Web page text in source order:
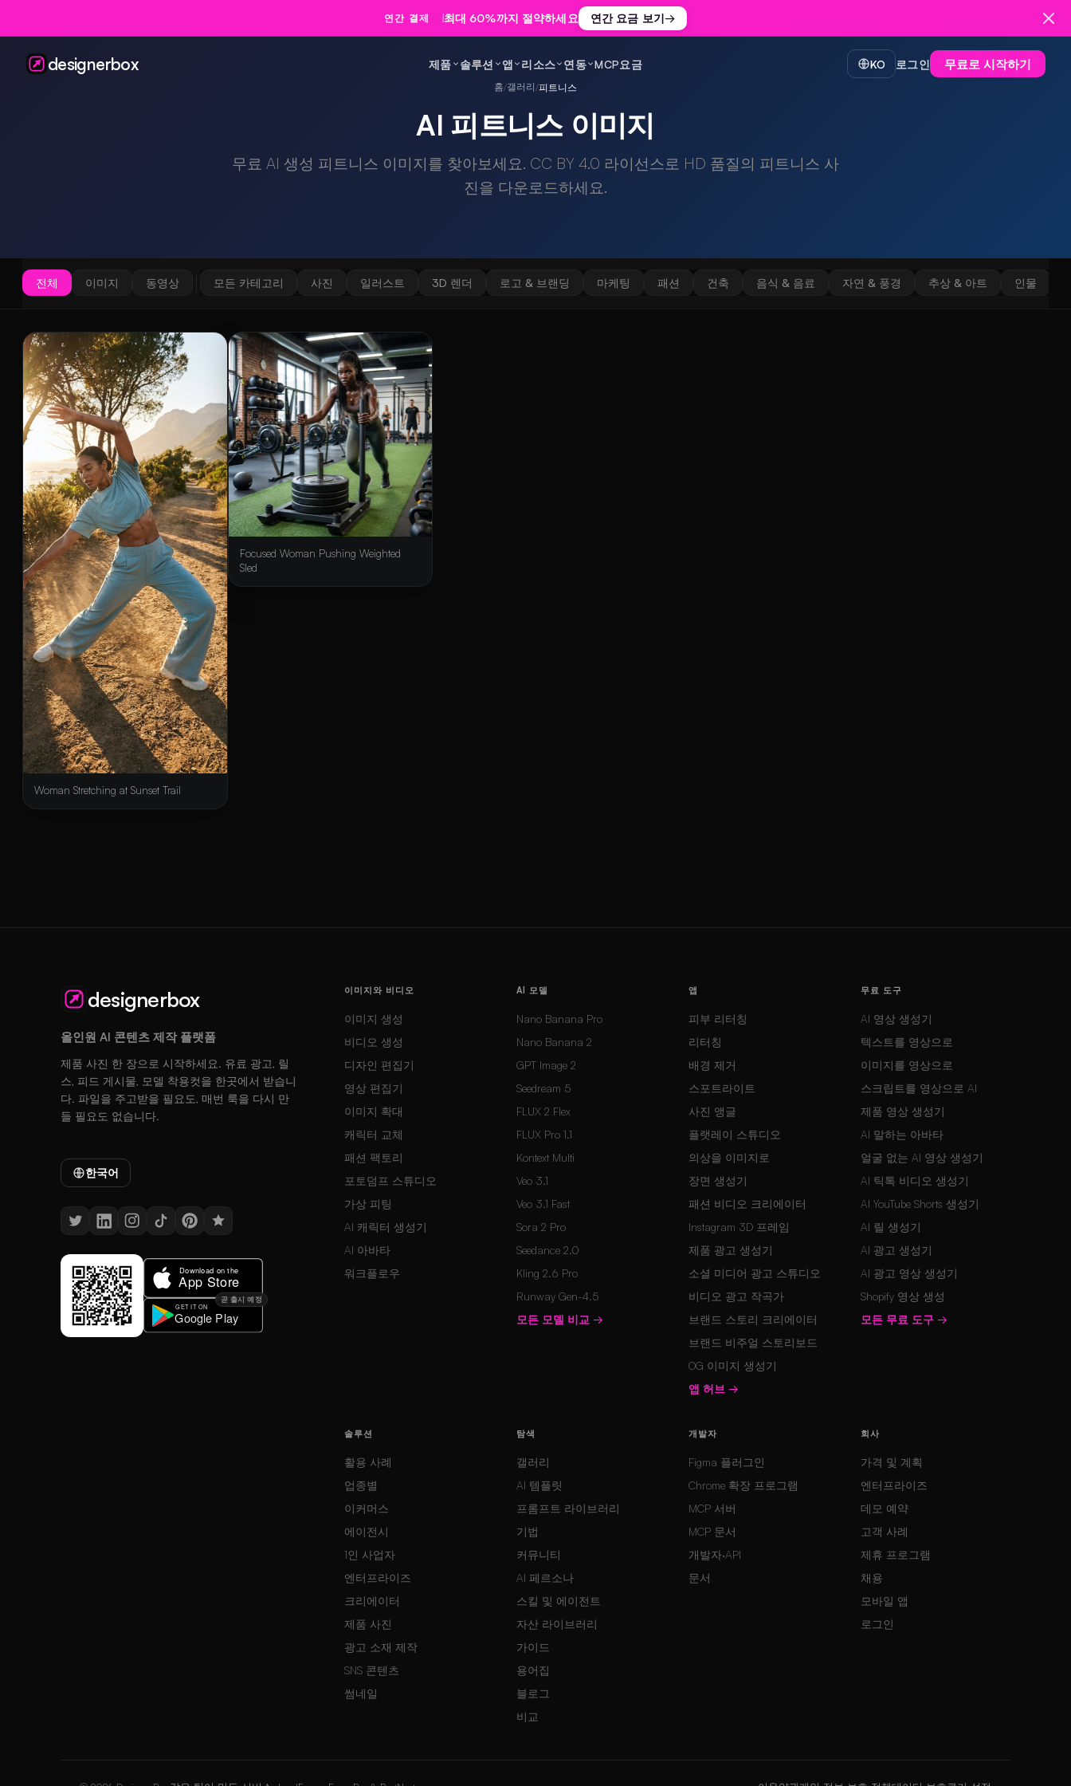
연간 결제 최대 60%까지 절약하세요 연간 요금 보기→
designerbox 제품 솔루션 앱 리소스 연동 MCP요금 KO 로그인 무료로 시작하기
홈/갤러리/피트니스
AI 피트니스 이미지
무료 AI 생성 피트니스 이미지를 찾아보세요. CC BY 4.0 라이선스로 HD 품질의 피트니스 사
진을 다운로드하세요.
전체 이미지 동영상 모든 카테고리 사진 일러스트 3D 렌더 로고 & 브랜딩 마케팅 패션 건축 음식 & 음료 자연 & 풍경 추상 & 아트 인물
Woman Stretching at Sunset Trail
Focused Woman Pushing Weighted
Sled
designerbox
올인원 AI 콘텐츠 제작 플랫폼
제품 사진 한 장으로 시작하세요. 유료 광고, 릴
스, 피드 게시물, 모델 착용컷을 한곳에서 받습니
다. 파일을 주고받을 필요도, 매번 룩을 다시 만
들 필요도 없습니다.
한국어
곧 출시 예정
이미지와 비디오
이미지 생성
비디오 생성
디자인 편집기
영상 편집기
이미지 확대
캐릭터 교체
패션 팩토리
포토덤프 스튜디오
가상 피팅
AI 캐릭터 생성기
AI 아바타
워크플로우
AI 모델
Nano Banana Pro
Nano Banana 2
GPT Image 2
Seedream 5
FLUX 2 Flex
FLUX Pro 1.1
Kontext Multi
Veo 3.1
Veo 3.1 Fast
Sora 2 Pro
Seedance 2.0
Kling 2.6 Pro
Runway Gen-4.5
모든 모델 비교 →
앱
피부 리터칭
리터칭
배경 제거
스포트라이트
사진 앵글
플랫레이 스튜디오
의상을 이미지로
장면 생성기
패션 비디오 크리에이터
Instagram 3D 프레임
제품 광고 생성기
소셜 미디어 광고 스튜디오
비디오 광고 작곡가
브랜드 스토리 크리에이터
브랜드 비주얼 스토리보드
OG 이미지 생성기
앱 허브 →
무료 도구
AI 영상 생성기
텍스트를 영상으로
이미지를 영상으로
스크립트를 영상으로 AI
제품 영상 생성기
AI 말하는 아바타
얼굴 없는 AI 영상 생성기
AI 틱톡 비디오 생성기
AI YouTube Shorts 생성기
AI 릴 생성기
AI 광고 생성기
AI 광고 영상 생성기
Shopify 영상 생성
모든 무료 도구 →
솔루션
활용 사례
업종별
이커머스
에이전시
1인 사업자
엔터프라이즈
크리에이터
제품 사진
광고 소재 제작
SNS 콘텐츠
썸네일
탐색
갤러리
AI 템플릿
프롬프트 라이브러리
기법
커뮤니티
AI 페르소나
스킬 및 에이전트
자산 라이브러리
가이드
용어집
블로그
비교
개발자
Figma 플러그인
Chrome 확장 프로그램
MCP 서버
MCP 문서
개발자·API
문서
회사
가격 및 계획
엔터프라이즈
데모 예약
고객 사례
제휴 프로그램
채용
모바일 앱
로그인